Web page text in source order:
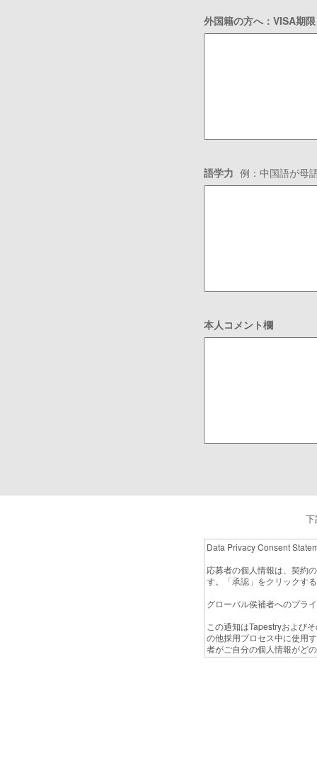
外国籍の方へ：VISA期限
語学力 例：中国語が母
本人コメント欄
Data Privacy Consent
応募者の個人情報は、契約
す。「承認」をクリックす
グローバル侯補者へのプラ
この通知はTapestryおよび
の他採用プロセス中に使用
者がご自分の個人情報がど
剣に捉えています。
この通知は、 EU域内に居
ション1、2、3が適用され
Tapestryは業務を行う国に
加え、セクション5の規定
ン5の規定が優先して適用